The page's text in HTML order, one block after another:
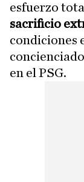
esfuerzo
sacrificio
condiciones
en el PSG.